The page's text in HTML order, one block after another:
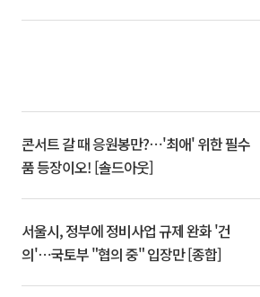
콘서트 갈 때 응원봉만?⋯'최애' 위한 필수
품 등장이오! [솔드아웃]
서울시, 정부에 정비사업 규제 완화 '건
의'⋯국토부 "협의 중" 입장만 [종합]